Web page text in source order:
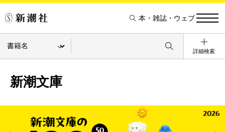
本・雑誌・ウェブ
詳細検索
新潮文庫